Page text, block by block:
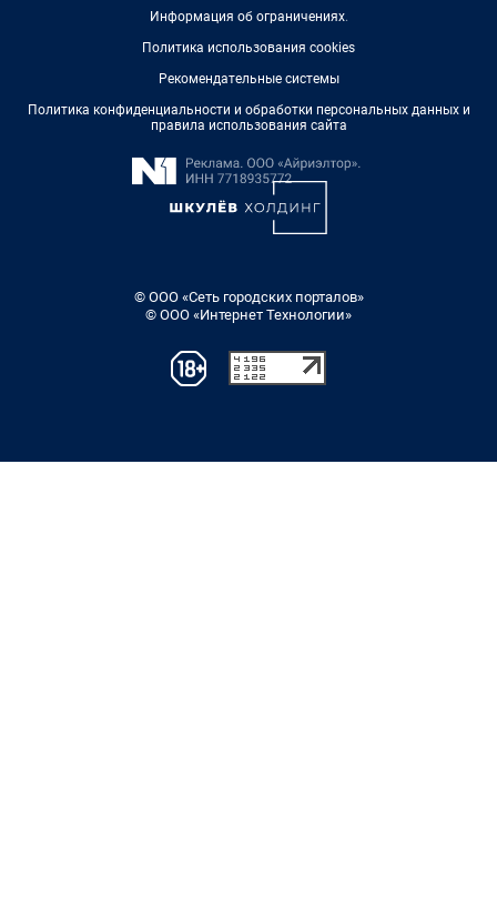
Информация об ограничениях.
Политика использования cookies
Рекомендательные системы
Политика конфиденциальности и обработки персональных данных и
правила использования сайта
© ООО «Сеть городских порталов»
© ООО «Интернет Технологии»